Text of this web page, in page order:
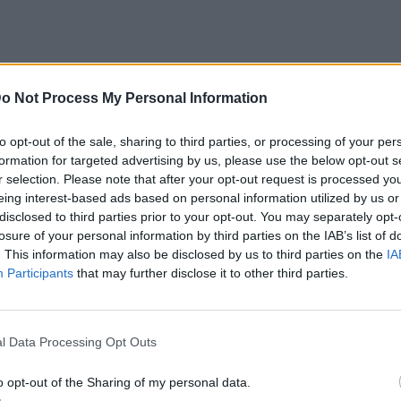
Not Process My Personal Information
opt-out of the sale, sharing to third parties, or processing of your
for targeted advertising by us, please use the below opt-out
selection. Please note that after your opt-out request is processed
interest-based ads based on personal information utilized by us
to third parties prior to your opt-out. You may separately
of your personal information by third parties on the IAB’s list of
This information may also be disclosed by us to third parties on the
Participants that may further disclose it to other third parties.
Data Processing Opt Outs
opt-out of the Sharing of my personal data.
, Τheodore, στην αγκαλιά της μητέρας
της Αμερικής, έκλεψε την παράσταση.
2016 απέκτησε το τρίτο της παιδί, το
Το μωράκι αφέθηκε στα παιχνίδια
στον φακό.
με τον φακό να καταγράφει τις
οι εικόνες να κάνουν τον γύρο του